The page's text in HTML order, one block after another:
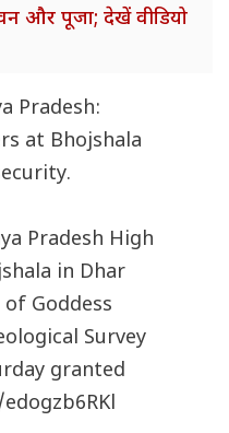
और पूजा; देखें वीडियो
Pradesh:
at Bhojshala
Pradesh High
in Dhar
Goddess
Survey
granted